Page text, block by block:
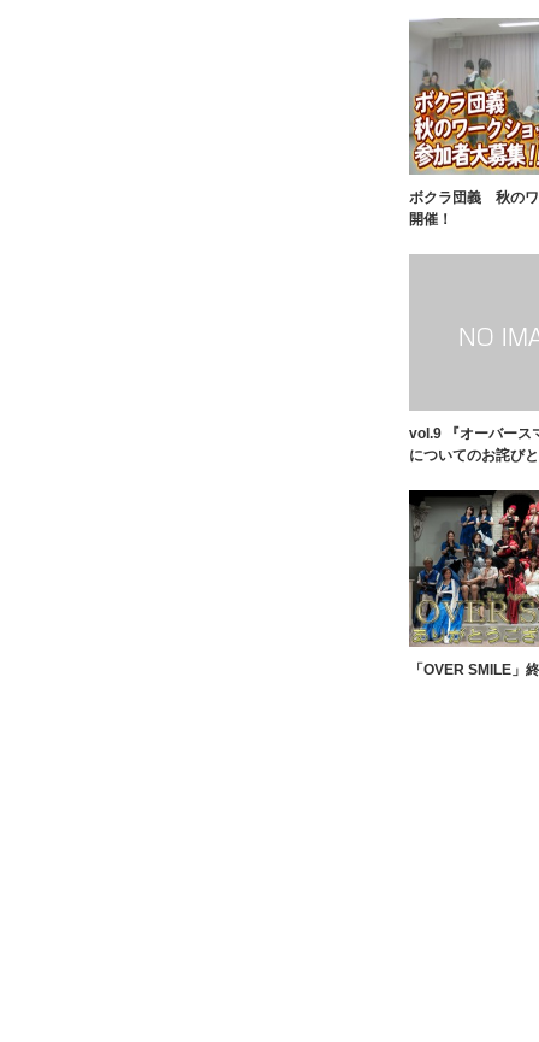
ボクラ団義 秋の
開催！
vol.9 『オーバース
についてのお詫び
「OVER SMILE」